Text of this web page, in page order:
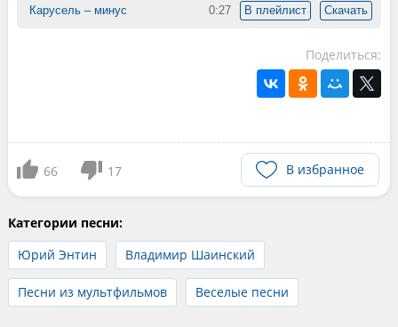
0:27 В плейлист Скачать
Карусель – минус
Поделиться:
66 17 В избранное
Категории песни:
Юрий Энтин
Владимир Шаинский
Песни из мультфильмов Веселые песни